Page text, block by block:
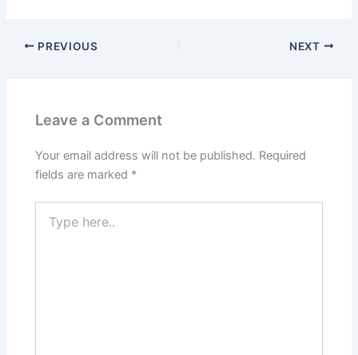
PREVIOUS NEXT
Leave a Comment
Your email address will not be published. Required
fields are marked *
here..